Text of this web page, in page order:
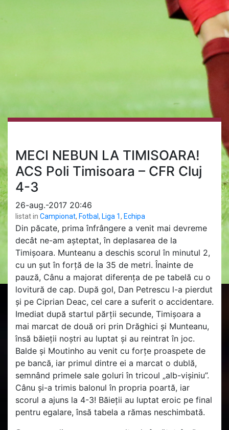
MECI NEBUN LA TIMISOARA!
ACS Poli Timisoara – CFR Cluj
4-3
26-aug.-2017 20:46
listat in Campionat, Fotbal , Liga 1, Echipa
Din păcate, prima înfrângere a venit mai devreme
decât ne-am așteptat, în deplasarea de la
Timișoara. Munteanu a deschis scorul în minutul 2,
cu un șut în forță de la 35 de metri. Înainte de
pauză, Cânu a majorat diferența de pe tabelă cu o
lovitură de cap. După gol, Dan Petrescu l-a pierdut
și pe Ciprian Deac, cel care a suferit o accidentare.
Imediat după startul părții secunde, Timișoara a
mai marcat de două ori prin Drăghici și Munteanu,
însă băieții noștri au luptat și au reintrat în joc.
Balde și Moutinho au venit cu forțe proaspete de
pe bancă, iar primul dintre ei a marcat o dublă,
semnând primele sale goluri în tricoul „alb-vișiniu”.
Cânu și-a trimis balonul în propria poartă, iar
scorul a ajuns la 4-3! Băieții au luptat eroic pe final
pentru egalare, însă tabela a rămas neschimbată.